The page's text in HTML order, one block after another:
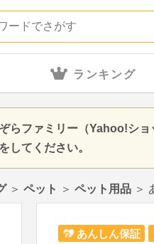
ランキング
らファミリー（Yahoo!シ
してください。
＞ ペット ＞ ペット用品 ＞
あんしん保証